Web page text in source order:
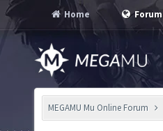
Home Forum
MEGAMU Mu Online Forum